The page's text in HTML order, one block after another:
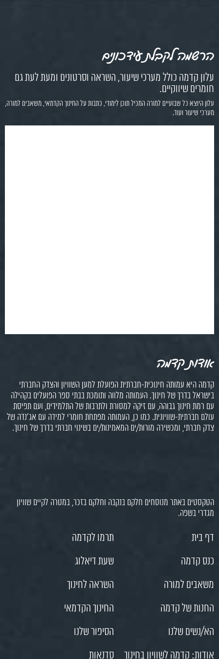
הרשמה לקבלת עידכונים
עלון קדמה כולל מערכי שיעור, השראה וסרטונים ומעת לעת גם
חומרים שיווקיים.
עלון היוצא כל שבועיים למורה המכיל תוכן לימודי, כתבות על החינוך הקדמאי, משאבים למורה,
מערכי שיעור ועוד.
אודות קדמה
קדמה היא עמותה חינוכית-חברתית הפועלת למען השוויון והצדק החברתי
בישראל בדרך של חינוך. העמותה מלווה ותומכת בבתי ספר הפועלים בקהילה
עם רמת חינוך גבוהה, עם זיקה למסורת ולתרבות של התלמידים, ועם תפיסת
עולם חברתית-שוויונית. כמו כן, העמותה מפתחת חומרי למידה עם אג'נדה של
צדק חברתי, ומכשירה מורות/ים המאמינות/ים בשינוי חברתי בדרך של חינוך.
הטקסטים באתר מנוסחים חלקם בנקבה וחלקם בזכר, במטרה לקיים שוויון
מגדרי בשפה.
דף בית
תרמו לקדמה
כנס קדמה
שעת דיאלוג
משאבים למורה
השראה לחינוך
החנות של קדמה
החינוך הקדמאי
הא/נשים שלנו
הסיפור שלנו
אודות: קדמה לשוויון בחינוך
סדנאות